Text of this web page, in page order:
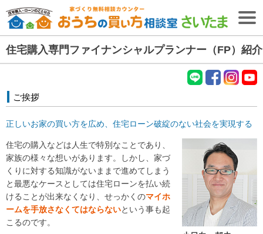
無料相談予約
ＴＯＰ
ファイナンシャルプランナー(FP)紹介
初めての お客様へ
ファイナンシャルプランナー(FP) コラム
ご相談の流れ
住宅購入専門ファイナンシャルプランナー（FP）紹介
E ebo
agr
tub
ご挨拶
正しいお家の買い方を広め、住宅ローン破綻のない社会を実現する
住宅の購入などは人生で特別なことであり、
家族の様々な想いがあります。しかし、家づ
くりに対する知識がないままで進めてしまう
と最悪なケースとしては住宅ローンを払い続
けることが出来なくなり、せっかくのマイホ
ームを手放さなくてはならないという事も起
こるのです。